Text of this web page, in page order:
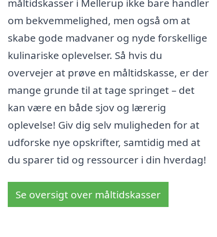
måltidskasser i Mellerup ikke bare handler
om bekvemmelighed, men også om at
skabe gode madvaner og nyde forskellige
kulinariske oplevelser. Så hvis du
overvejer at prøve en måltidskasse, er der
mange grunde til at tage springet – det
kan være en både sjov og lærerig
oplevelse! Giv dig selv muligheden for at
udforske nye opskrifter, samtidig med at
du sparer tid og ressourcer i din hverdag!
Se oversigt over måltidskasser